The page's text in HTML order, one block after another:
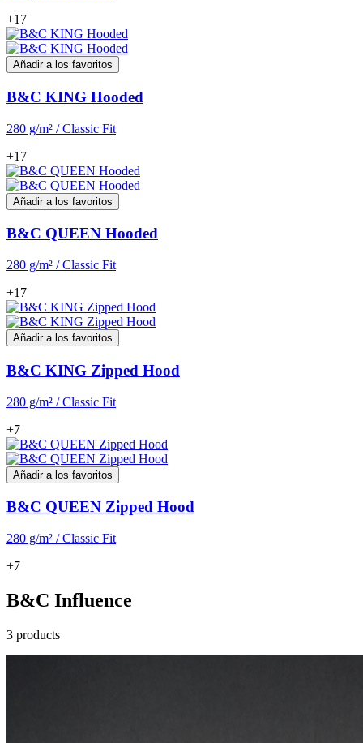
+17
Añadir a los favoritos
B&C KING Hooded
280 g/m² / Classic Fit
+17
Añadir a los favoritos
B&C QUEEN Hooded
280 g/m² / Classic Fit
+17
Añadir a los favoritos
B&C KING Zipped Hood
280 g/m² / Classic Fit
+7
Añadir a los favoritos
B&C QUEEN Zipped Hood
280 g/m² / Classic Fit
+7
B&C Influence
3 products